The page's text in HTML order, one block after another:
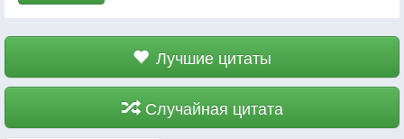
Лучшие цитаты
Случайная цитата